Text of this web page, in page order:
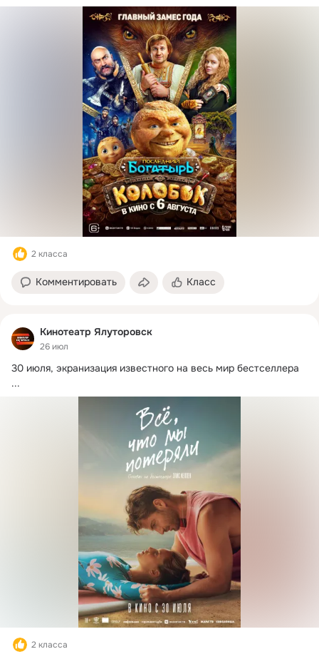
2 класса
Комментировать Класс
Кинотеатр Ялуторовск
26 июл
30 июля, экранизация известного на весь мир бестселлера
...
2 класса